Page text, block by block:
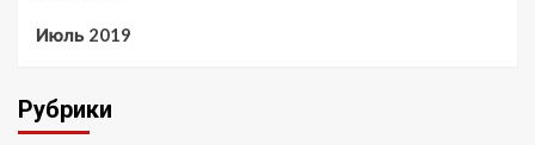
Июль 2019
Рубрики